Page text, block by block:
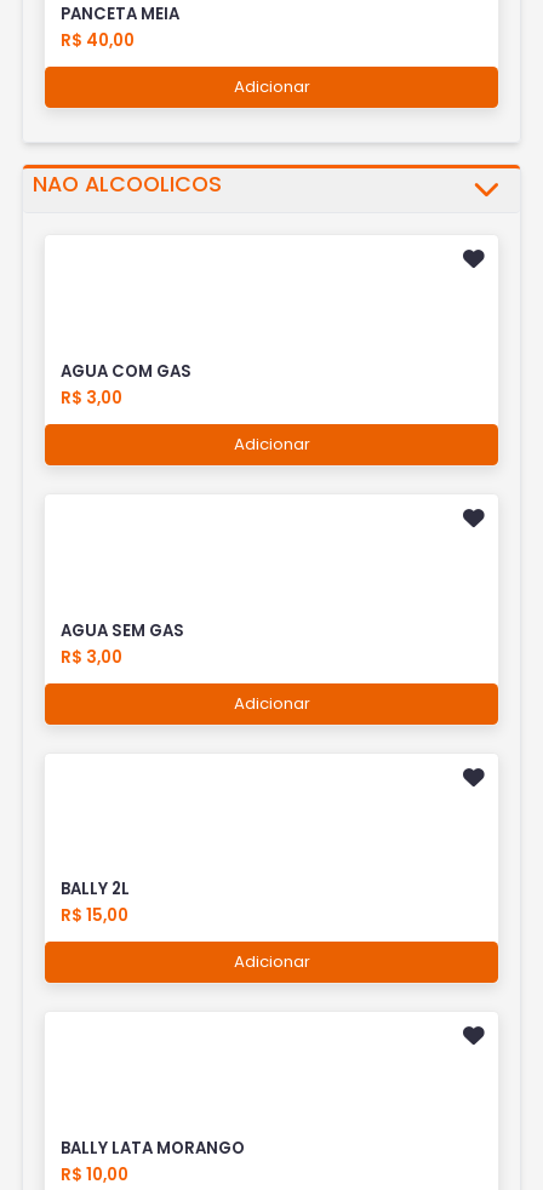
PANCETA MEIA
R$ 40,00
Adicionar
NAO ALCOOLICOS
AGUA COM GAS
R$ 3,00
Adicionar
AGUA SEM GAS
R$ 3,00
Adicionar
BALLY 2L
R$ 15,00
Adicionar
BALLY LATA MORANGO
R$ 10,00